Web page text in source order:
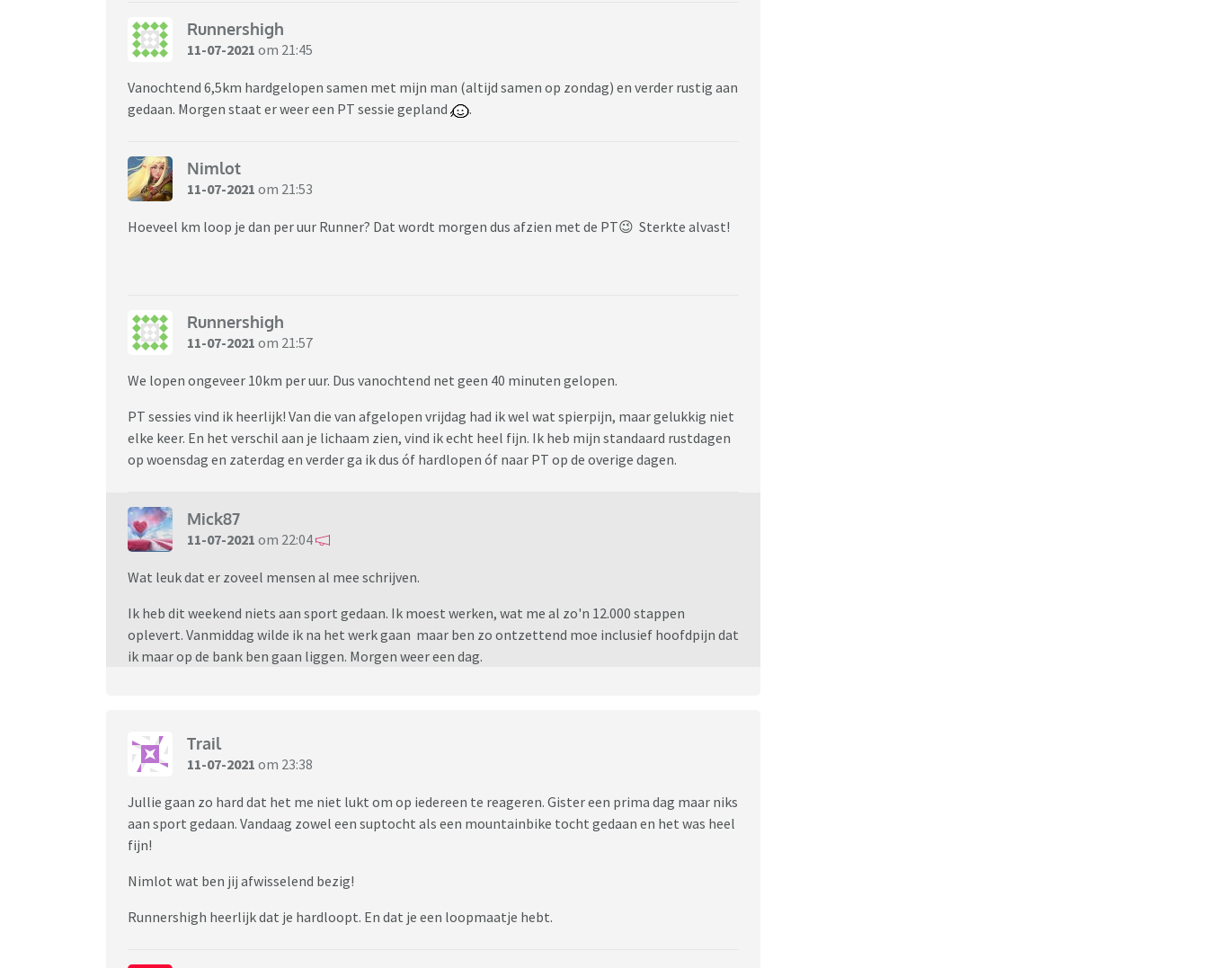
Runnershigh
11-07-2021 om 21:45
Vanochtend 6,5km hardgelopen samen met mijn man (altijd samen op zondag) en verder rustig aan
gedaan. Morgen staat er weer een PT sessie gepland
.
Nimlot
11-07-2021 om 21:53
Hoeveel km loop je dan per uur Runner? Dat wordt morgen dus afzien met de PT😉 Sterkte alvast!
Runnershigh
11-07-2021 om 21:57
We lopen ongeveer 10km per uur. Dus vanochtend net geen 40 minuten gelopen.
PT sessies vind ik heerlijk! Van die van afgelopen vrijdag had ik wel wat spierpijn, maar gelukkig niet
elke keer. En het verschil aan je lichaam zien, vind ik echt heel fijn. Ik heb mijn standaard rustdagen
op woensdag en zaterdag en verder ga ik dus óf hardlopen óf naar PT op de overige dagen.
Mick87
11-07-2021 om 22:04
Wat leuk dat er zoveel mensen al mee schrijven.
Ik heb dit weekend niets aan sport gedaan. Ik moest werken, wat me al zo'n 12.000 stappen
oplevert. Vanmiddag wilde ik na het werk gaan maar ben zo ontzettend moe inclusief hoofdpijn dat
ik maar op de bank ben gaan liggen. Morgen weer een dag.
Trail
11-07-2021 om 23:38
Jullie gaan zo hard dat het me niet lukt om op iedereen te reageren. Gister een prima dag maar niks
aan sport gedaan. Vandaag zowel een suptocht als een mountainbike tocht gedaan en het was heel
fijn!
Nimlot wat ben jij afwisselend bezig!
Runnershigh heerlijk dat je hardloopt. En dat je een loopmaatje hebt.